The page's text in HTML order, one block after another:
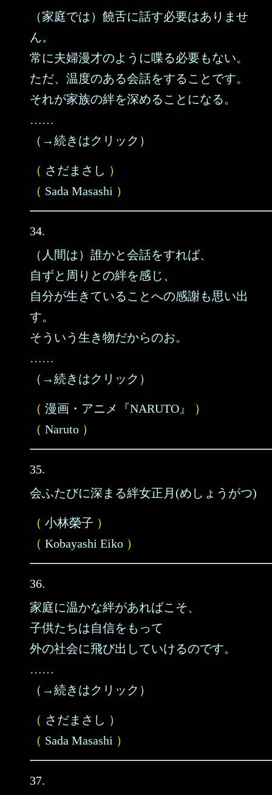
（家庭では）饒舌に話す必要はありませ
ん。
常に夫婦漫才のように喋る必要もない。
ただ、温度のある会話をすることです。
それが家族の絆を深めることになる。
……
（→続きはクリック）
（ さだまさし ）
（ Sada Masashi ）
34.
（人間は）誰かと会話をすれば、
自ずと周りとの絆を感じ、
自分が生きていることへの感謝も思い出
す。
そういう生き物だからのお。
……
（→続きはクリック）
（ 漫画・アニメ『NARUTO』
）
（ Naruto ）
35.
会ふたびに深まる絆女正月(めしょうがつ)
（ 小林榮子 ）
（ Kobayashi Eiko ）
36.
家庭に温かな絆があればこそ、
子供たちは自信をもって
外の社会に飛び出していけるのです。
……
（→続きはクリック）
（ さだまさし ）
（ Sada Masashi ）
37.